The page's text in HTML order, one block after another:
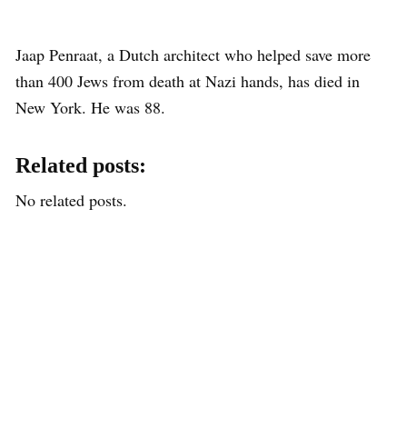
Jaap Penraat, a Dutch architect who helped save more
than 400 Jews from death at Nazi hands, has died in
New York. He was 88.
Related posts:
No related posts.